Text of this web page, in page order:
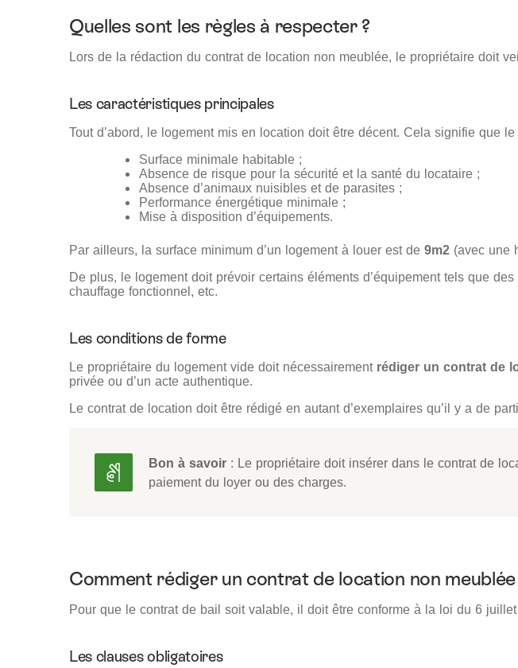
Quelles sont les règles à respecter ?
Lors de la rédaction du contrat de location non meublée, le propriétaire doit
Les caractéristiques principales
Tout d’abord, le logement mis en location doit être décent. Cela signifie que
Surface minimale habitable ;
Absence de risque pour la sécurité et la santé du locataire ;
Absence d’animaux nuisibles et de parasites ;
Performance énergétique minimale ;
Mise à disposition d’équipements.
Par ailleurs, la surface minimum d’un logement à louer est de 9m2 (avec une
De plus, le logement doit prévoir certains éléments d’équipement tels que
chauffage fonctionnel, etc.
Les conditions de forme
Le propriétaire du logement vide doit nécessairement rédiger un contrat de
privée ou d’un acte authentique.
Le contrat de location doit être rédigé en autant d’exemplaires qu’il y a de
Bon à savoir : Le propriétaire doit insérer dans le contrat de
paiement du loyer ou des charges.
Comment rédiger un contrat de location non meublée
Pour que le contrat de bail soit valable, il doit être conforme à la loi du 6
Les clauses obligatoires